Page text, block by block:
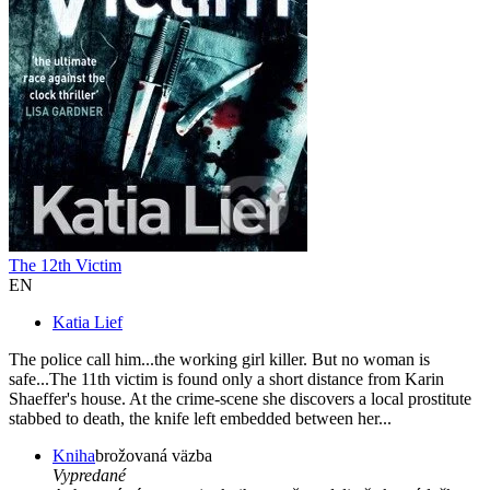
The 12th Victim
EN
Katia Lief
The police call him...the working girl killer. But no woman is
safe...The 11th victim is found only a short distance from Karin
Shaeffer's house. At the crime-scene she discovers a local prostitute
stabbed to death, the knife left embedded between her...
Knihabrožovaná väzba
Vypredané